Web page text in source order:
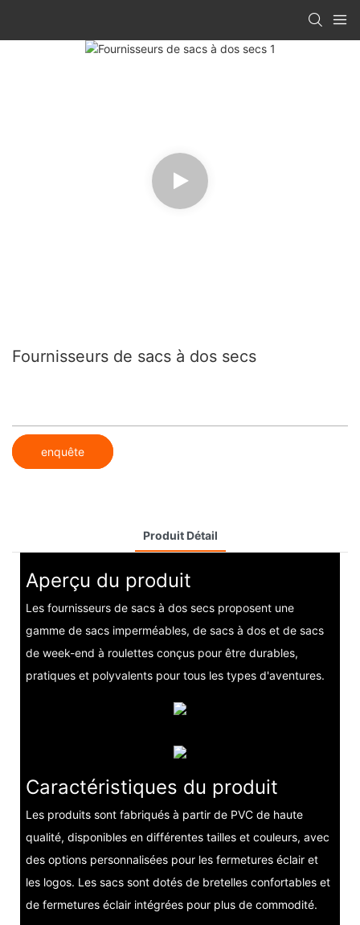
Fournisseurs de sacs à dos secs
enquête
Produit Détail
Aperçu du produit
Les fournisseurs de sacs à dos secs proposent une
gamme de sacs imperméables, de sacs à dos et de sacs
de week-end à roulettes conçus pour être durables,
pratiques et polyvalents pour tous les types d'aventures.
Caractéristiques du produit
Les produits sont fabriqués à partir de PVC de haute
qualité, disponibles en différentes tailles et couleurs, avec
des options personnalisées pour les fermetures éclair et
les logos. Les sacs sont dotés de bretelles confortables et
de fermetures éclair intégrées pour plus de commodité.